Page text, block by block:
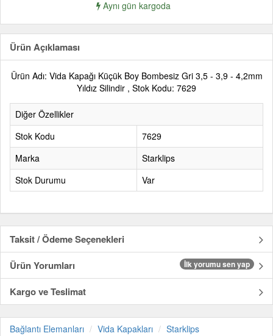
Aynı gün kargoda
Ürün Açıklaması
Ürün Adı: Vida Kapağı Küçük Boy Bombesiz Gri 3,5 - 3,9 - 4,2mm
Yıldız Silindir , Stok Kodu: 7629
Diğer Özellikler
Stok Kodu
7629
Marka
Starklips
Stok Durumu
Var
Taksit / Ödeme Seçenekleri
Ürün Yorumları
İlk yorumu sen yap
Kargo ve Teslimat
Bağlantı Elemanları Vida Kapakları Starklips